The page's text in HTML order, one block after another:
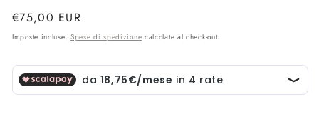
Prezzo
di
€75,00 EUR
Imposte incluse. Spese di spedizione calcolate al check-out.